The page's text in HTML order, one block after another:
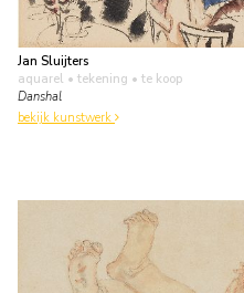
Jan Sluijters
aquarel • tekening • te koop
Danshal
bekijk kunstwerk